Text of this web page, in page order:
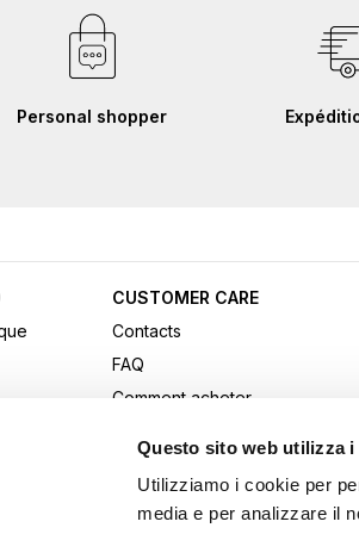
Questo sito web utilizza i
Utilizziamo i cookie per
media e per analizzare il
Personal shopper
CUSTOMER CARE
Contacts
FAQ
Comment acheter
Expédition
Retours et retraits